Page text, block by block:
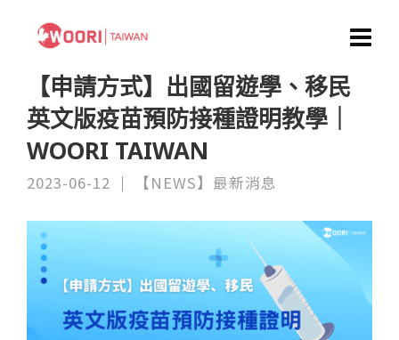
【申請方式】出國留遊學、移民
英文版疫苗預防接種證明教學｜
WOORI TAIWAN
2023-06-12 【NEWS】最新消息